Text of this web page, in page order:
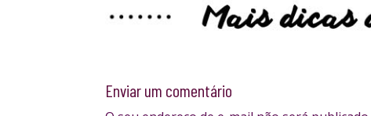
Enviar um comentário